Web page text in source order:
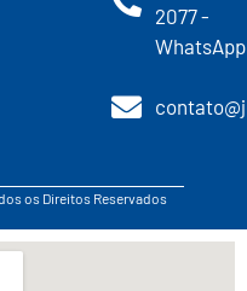
2077 -
WhatsApp
os Direitos Reservados